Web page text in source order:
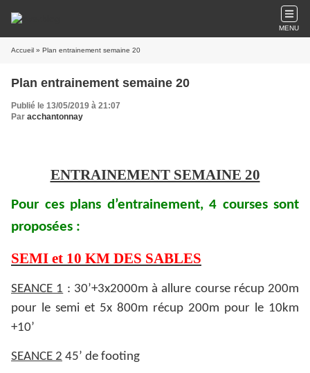
MENU
Accueil » Plan entrainement semaine 20
Plan entrainement semaine 20
Publié le 13/05/2019 à 21:07
Par acchantonnay
ENTRAINEMENT SEMAINE 20
Pour ces plans d’entrainement, 4 courses sont
proposées :
SEMI et 10 KM DES SABLES
SEANCE 1 : 30’+3x2000m à allure course récup 200m
pour le semi et 5x 800m récup 200m pour le 10km
+10’
SEANCE 2 45’ de footing